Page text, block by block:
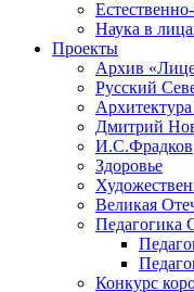
Наука в
Проекты
Архив
Русский
Дмитрий
И.С.Фрадков
Здоровье
Великая
Педагогика
Конкурс